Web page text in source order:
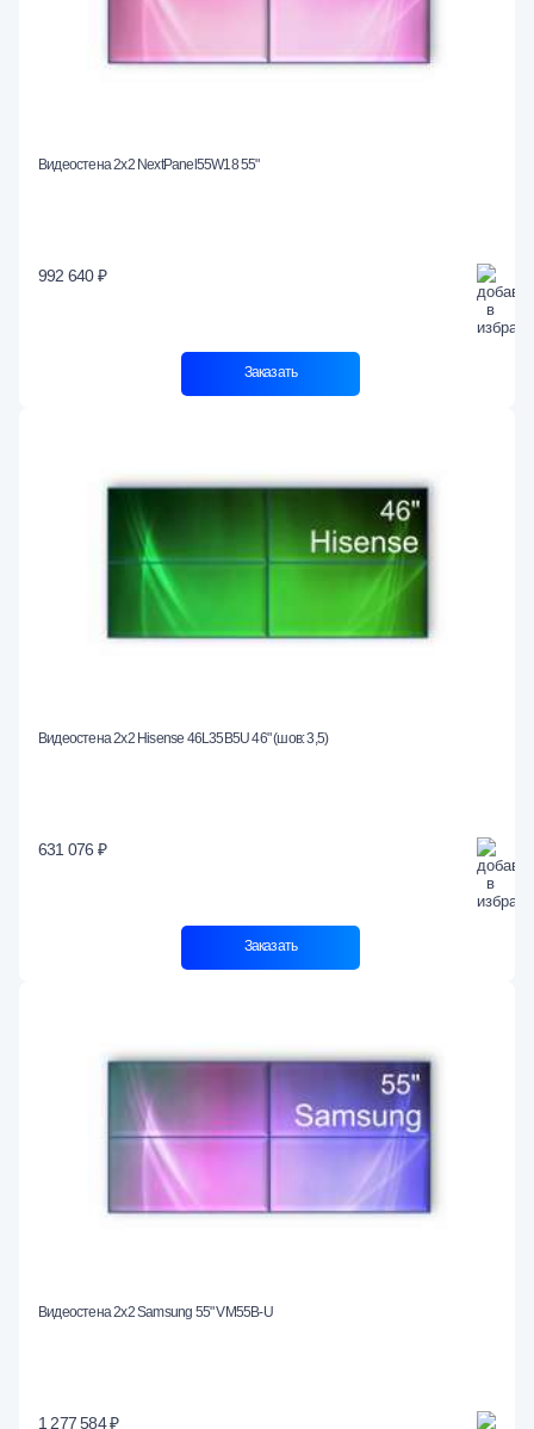
Видеостена 2x2 NextPanel55W18 55"
992 640 ₽
Заказать
Видеостена 2x2 Hisense 46L35B5U 46" (шов: 3,5)
631 076 ₽
Заказать
Видеостена 2x2 Samsung 55" VM55B-U
1 277 584 ₽